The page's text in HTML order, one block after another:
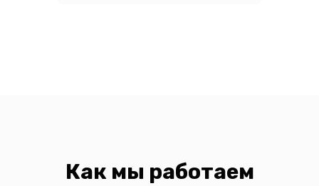
Как мы работаем